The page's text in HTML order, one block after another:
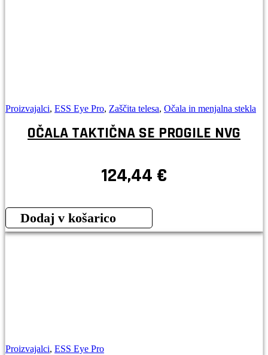
Proizvajalci, ESS Eye Pro, Zaščita telesa, Očala in menjalna stekla
OČALA TAKTIČNA SE PROGILE NVG
124,44 €
Dodaj v košarico
Proizvajalci, ESS Eye Pro